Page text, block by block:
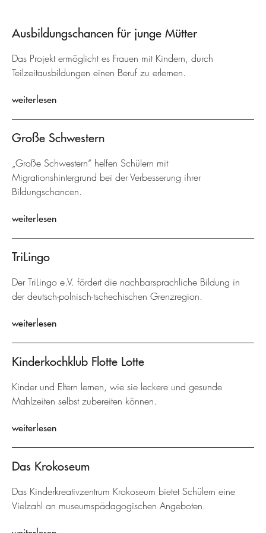
Ausbildungschancen für junge Mütter
Das Projekt ermöglicht es Frauen mit Kindern, durch
Teilzeitausbildungen einen Beruf zu erlernen.
weiterlesen
Große Schwestern
„Große Schwestern“ helfen Schülern mit
Migrationshintergrund bei der Verbesserung ihrer
Bildungschancen.
weiterlesen
TriLingo
Der TriLingo e.V. fördert die nachbarsprachliche Bildung in
der deutsch-polnisch-tschechischen Grenzregion.
weiterlesen
Kinderkochklub Flotte Lotte
Kinder und Eltern lernen, wie sie leckere und gesunde
Mahlzeiten selbst zubereiten können.
weiterlesen
Das Krokoseum
Das Kinderkreativzentrum Krokoseum bietet Schülern eine
Vielzahl an museumspädagogischen Angeboten.